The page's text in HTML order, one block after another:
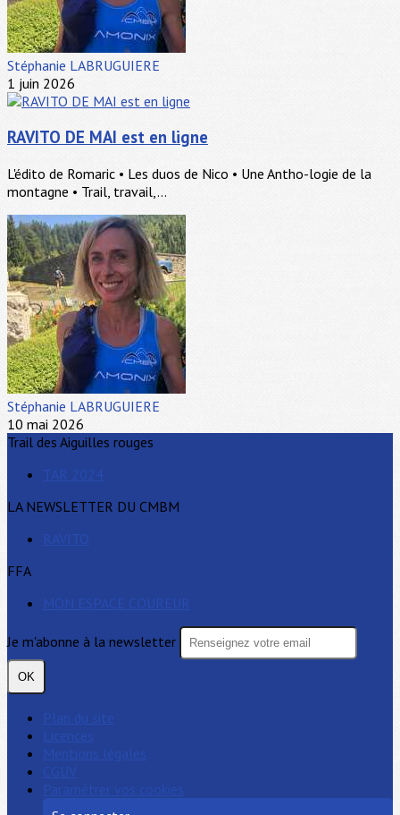
Stéphanie LABRUGUIERE
1 juin 2026
RAVITO DE MAI est en ligne
L'édito de Romaric • Les duos de Nico • Une Antho-logie de la
montagne • Trail, travail,...
Stéphanie LABRUGUIERE
10 mai 2026
Trail des Aiguilles rouges
TAR 2024
LA NEWSLETTER DU CMBM
RAVITO
FFA
MON ESPACE COUREUR
Je m'abonne à la newsletter
OK
Plan du site
Licences
Mentions légales
CGUV
Paramétrer vos cookies